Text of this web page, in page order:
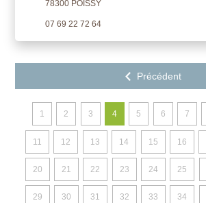
78300 POISSY
07 69 22 72 64
1 2 3 4 5 6 7
11 12 13 14 15 16
20 21 22 23 24 25
29 30 31 32 33 34